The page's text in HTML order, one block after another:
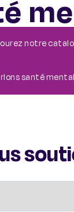
notre
santé